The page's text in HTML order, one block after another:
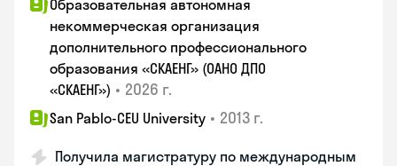
Образовательная автономная
некоммерческая организация
дополнительного профессионального
образования «СКАЕНГ» (ОАНО ДПО
«СКАЕНГ») • 2026 г.
San Pablo-CEU University • 2013 г.
Получила магистратуру по международным